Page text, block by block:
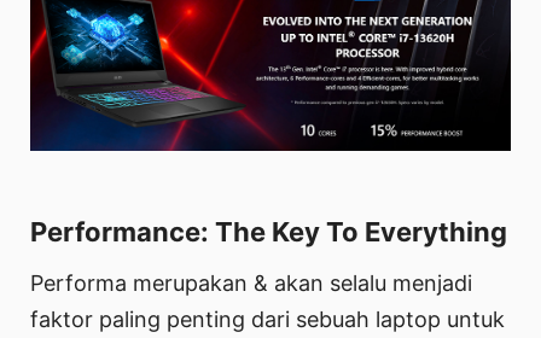
Performance: The Key To Everything
Performa merupakan & akan selalu menjadi
faktor paling penting dari sebuah laptop untuk